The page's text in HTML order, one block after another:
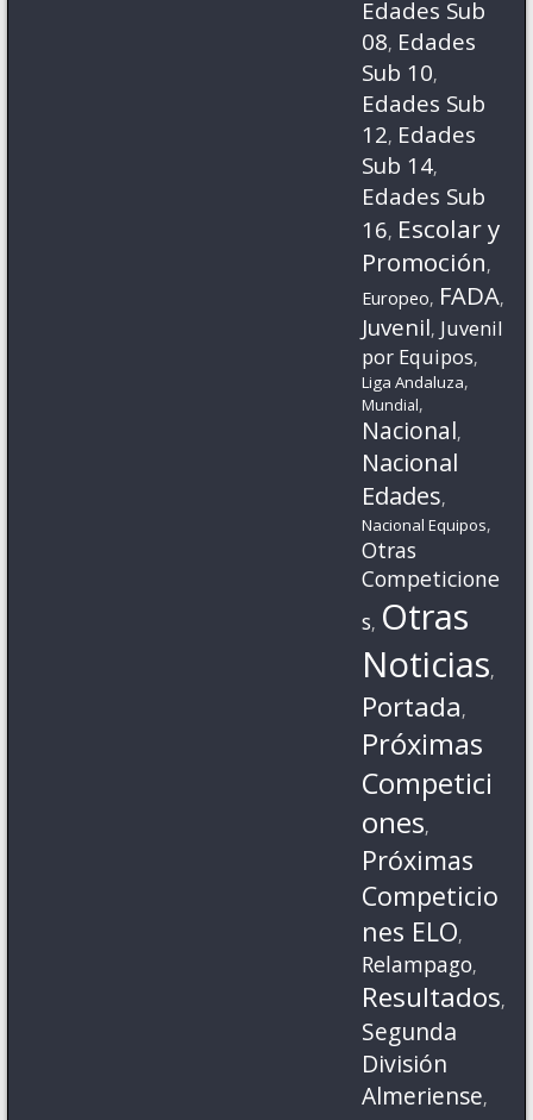
Edades Sub
08, Edades
Sub 10,
Edades Sub
12, Edades
Sub 14,
Edades Sub
16, Escolar y
Promoción,
Europeo, FADA,
Juvenil, Juvenil
por Equipos,
Liga Andaluza,
Mundial,
Nacional,
Nacional
Edades,
Nacional Equipos,
Otras
Competicione
s, Otras
Noticias,
Portada,
Próximas
Competici
ones,
Próximas
Competicio
nes ELO,
Relampago,
Resultados,
Segunda
División
Almeriense,